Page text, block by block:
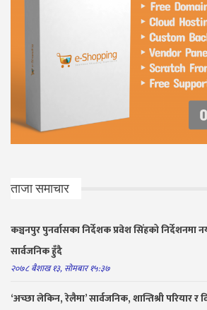
ताजा समाचार
कञ्चनपुर पुनर्वासका निर्देशक प्रवेश सिंहको निर्देशनमा
सार्वजनिक हुँदै
२०७८ बैशाख १३, सोमबार १५:३७
‘अच्छा लेकिन, रेलैमा’ सार्वजनिक, शान्तिश्री परियार